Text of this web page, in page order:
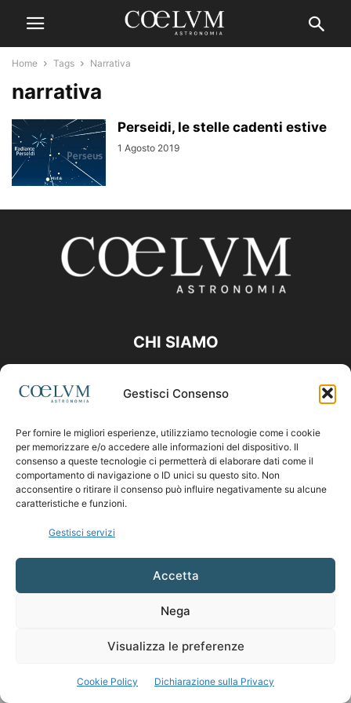
Gestisci Consenso
Per fornire le migliori esperienze, utilizziamo tecnologie come i cookie
per memorizzare e/o accedere alle informazioni del dispositivo. Il
consenso a queste tecnologie ci permetterà di elaborare dati come il
comportamento di navigazione o ID unici su questo sito. Non
acconsentire o ritirare il consenso può influire negativamente su alcune
caratteristiche e funzioni.
Gestisci servizi
Accetta
Nega
Visualizza le preferenze
Cookie Policy Dichiarazione sulla Privacy
Home Tags Narrativa
narrativa
Perseidi, le stelle cadenti estive
1 Agosto 2019
CHI SIAMO
Contattaci:coelumastro@coelum.com
SEGUICI